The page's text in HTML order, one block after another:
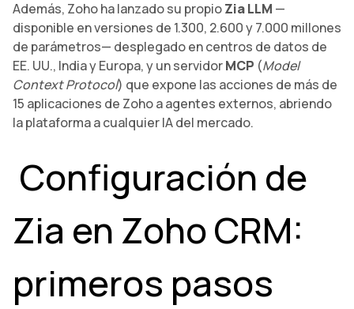
Además, Zoho ha lanzado su propioZia LLM —
disponible en versiones de 1.300, 2.600 y 7.000 millones
de parámetros— desplegado en centros de datos de
EE. UU., India y Europa, y un servidorMCP (Model
Context Protocol) que expone las acciones de más de
15 aplicaciones de Zoho a agentes externos, abriendo
la plataforma a cualquier IA del mercado.
Configuración de
Zia en Zoho CRM:
primeros pasos